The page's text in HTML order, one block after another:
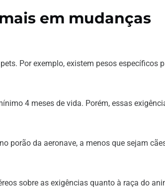
em mudanças
Por exemplo, existem pesos específicos
4 meses de vida. Porém, essas
porão da aeronave, a menos que sejam
sobre as exigências quanto à raça do